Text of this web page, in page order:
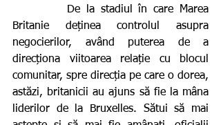
Britanie deținea controlul asupra
negocierilor, având puterea de a
direcționa viitoarea relație cu blocul
comunitar, spre direcția pe care o dorea,
astăzi, britanicii au ajuns să fie la mâna
liderilor de la Bruxelles. Sătui să mai